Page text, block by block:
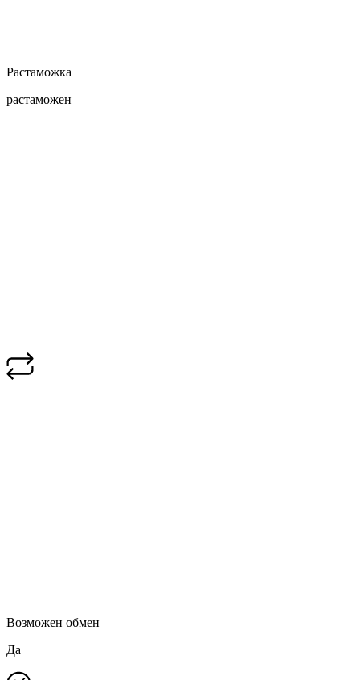
Растаможка
растаможен
Возможен обмен
Да